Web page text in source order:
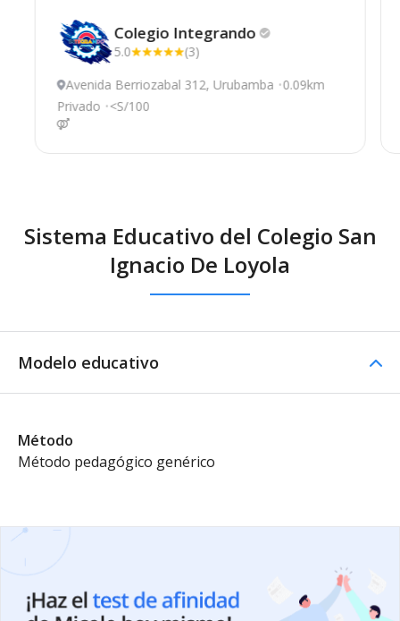
Colegio Integrando
5.0
(3)
Avenida Berriozabal 312, Urubamba 0.09km
Privado <S/100
Sistema Educativo del Colegio San
Ignacio De Loyola
Modelo educativo
Método
Método pedagógico genérico